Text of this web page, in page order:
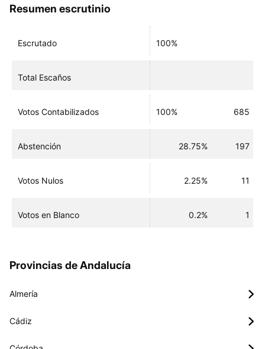
Resumen escrutinio
Escrutado 100%
Total Escaños
Votos Contabilizados 100% 685
Abstención 28.75% 197
Votos Nulos 2.25% 11
Votos en Blanco 0.2% 1
Provincias de Andalucía
Almería
Cádiz